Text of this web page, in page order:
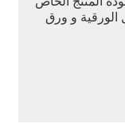
الورقية و ورق